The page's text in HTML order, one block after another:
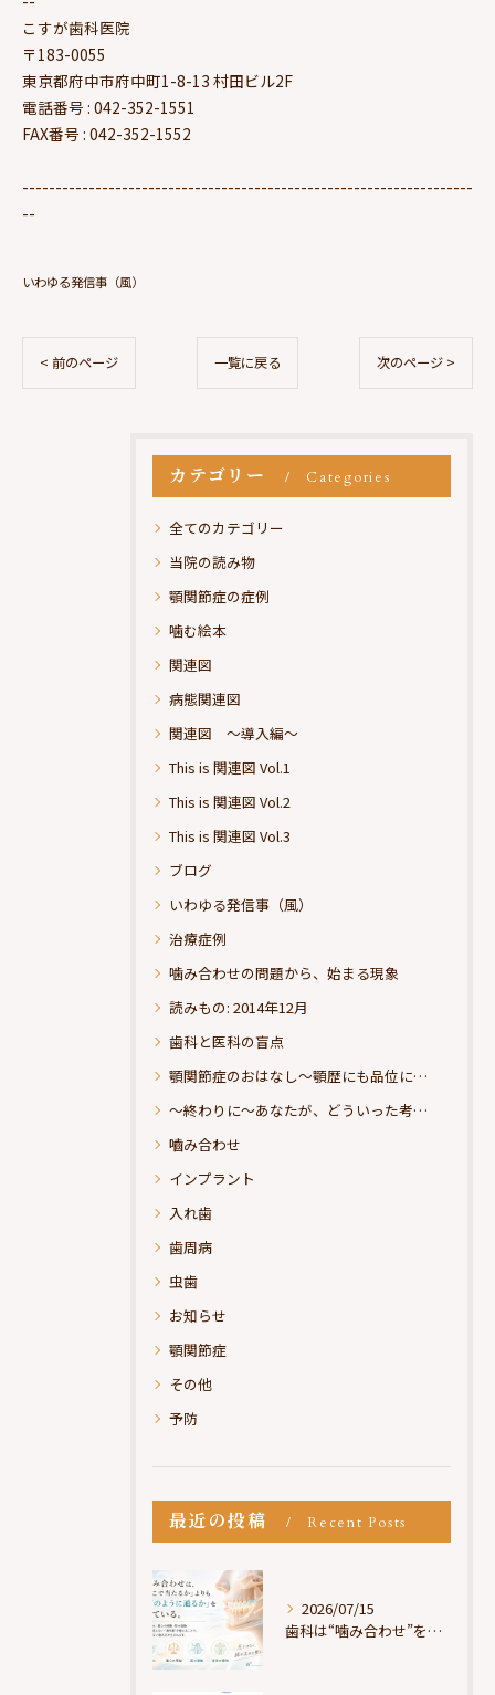
こすが歯科医院
〒183-0055
東京都府中市府中町1-8-13 村田ビル2F
電話番号 : 042-352-1551
FAX番号 : 042-352-1552
--------------------------------------------------------------------
--
いわゆる発信事（風）
< 前のページ 一覧に戻る 次のページ >
カテゴリー Categories
全てのカテゴリー
当院の読み物
顎関節症の症例
噛む絵本
関連図
病態関連図
関連図 ～導入編～
This is 関連図 Vol.1
This is 関連図 Vol.2
This is 関連図 Vol.3
ブログ
いわゆる発信事（風）
治療症例
噛み合わせの問題から、始まる現象
読みもの: 2014年12月
歯科と医科の盲点
顎関節症のおはなし～顎歴にも品位にこだわりたい
～終わりに～あなたが、どういった考えの治療をお求めになられるのか？
嚙み合わせ
インプラント
入れ歯
歯周病
虫歯
お知らせ
顎関節症
その他
予防
最近の投稿 Recent Posts
2026/07/15
歯科は“噛み合わせ”を見ているが、身体は“通り道”を見ている